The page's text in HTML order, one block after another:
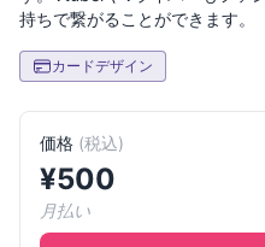
カードデザイン
価格 (税込)
¥500
月払い